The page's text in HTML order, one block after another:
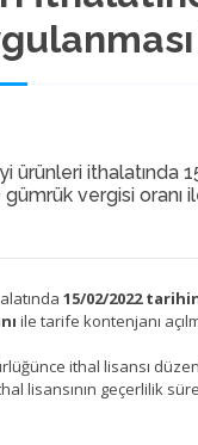
ürünleri
vergisi oranı
15/02/2022
ile tarife kontenjanı
ithal lisansı
lisansının geçerlilik